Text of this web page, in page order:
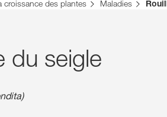
pour la Suisse. Il existe une page
croissance des plantes Maladies
du seigle